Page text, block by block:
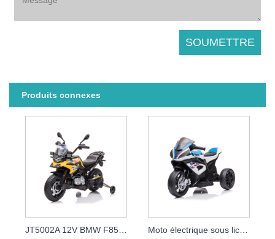
Produits connexes
JT5002A 12V BMW F850 GS sous licence motos électriques de voiture